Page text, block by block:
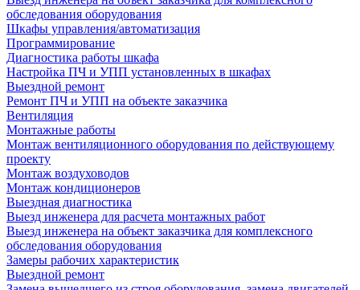
обследования оборудования
Шкафы управления/автоматизация
Программирование
Диагностика работы шкафа
Настройка ПЧ и УПП установленных в шкафах
Выездной ремонт
Ремонт ПЧ и УПП на объекте заказчика
Вентиляция
Монтажные работы
Монтаж вентиляционного оборудования по действующему
проекту
Монтаж воздуховодов
Монтаж кондиционеров
Выездная диагностика
Выезд инженера для расчета монтажных работ
Выезд инженера на объект заказчика для комплексного
обследования оборудования
Замеры рабочих характеристик
Выездной ремонт